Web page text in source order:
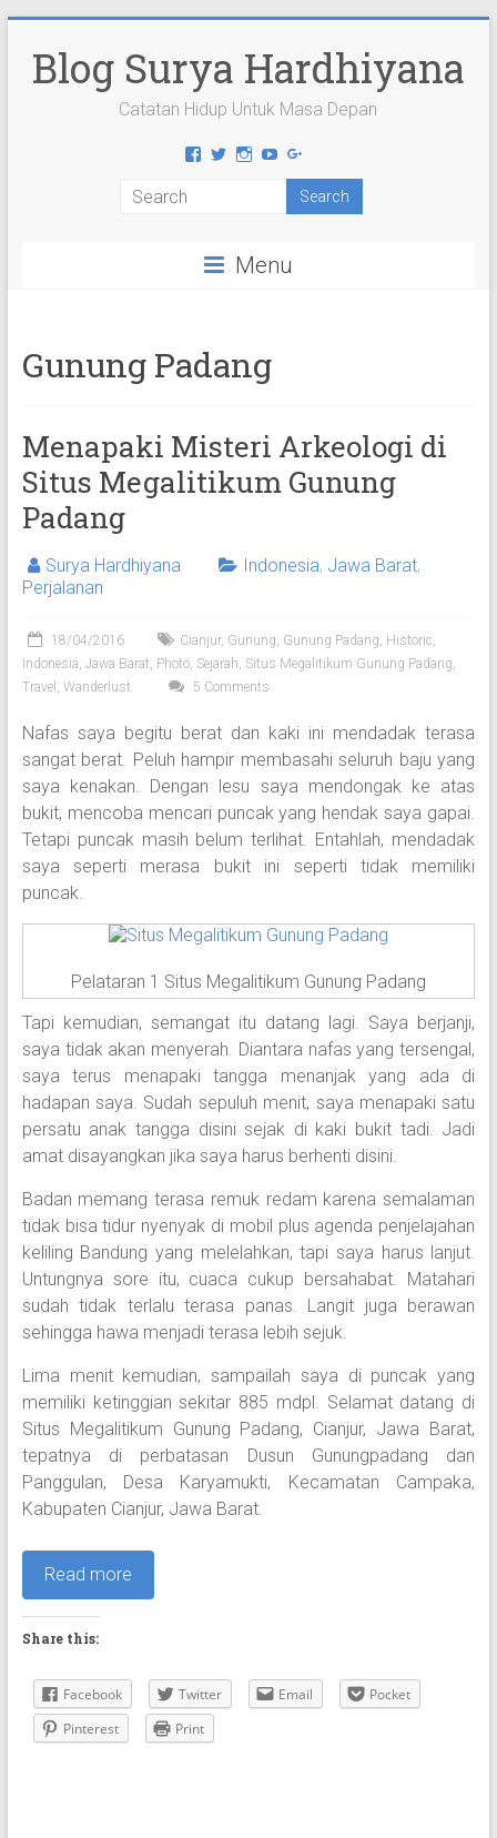
content
Blog Surya Hardhiyana
Catatan Hidup Untuk Masa Depan
ViewViewViewView
profileprofile
on
Menu
Gunung Padang
Menapaki Misteri Arkeologi di
Situs Megalitikum Gunung
Padang
Surya Hardhiyana Indonesia, Jawa Barat,
Perjalanan
18/04/2016 Cianjur, Gunung, Gunung Padang, Historic,
Indonesia, Jawa Barat, Photo, Sejarah, Situs Megalitikum Gunung Padang,
Travel , Wanderlust 5 Comments
Nafas saya begitu berat dan kaki ini mendadak terasa
sangat berat. Peluh hampir membasahi seluruh baju yang
saya kenakan. Dengan lesu saya mendongak ke atas
bukit, mencoba mencari puncak yang hendak saya gapai.
Tetapi puncak masih belum terlihat. Entahlah, mendadak
saya seperti merasa bukit ini seperti tidak memiliki
puncak.
Pelataran 1 Situs Megalitikum Gunung Padang
Tapi kemudian, semangat itu datang lagi. Saya berjanji,
saya tidak akan menyerah. Diantara nafas yang tersengal,
saya terus menapaki tangga menanjak yang ada di
hadapan saya. Sudah sepuluh menit, saya menapaki satu
persatu anak tangga disini sejak di kaki bukit tadi. Jadi
amat disayangkan jika saya harus berhenti disini.
Badan memang terasa remuk redam karena semalaman
tidak bisa tidur nyenyak di mobil plus agenda penjelajahan
keliling Bandung yang melelahkan, tapi saya harus lanjut.
Untungnya sore itu, cuaca cukup bersahabat. Matahari
sudah tidak terlalu terasa panas. Langit juga berawan
sehingga hawa menjadi terasa lebih sejuk.
Lima menit kemudian, sampailah saya di puncak yang
memiliki ketinggian sekitar 885 mdpl. Selamat datang di
Situs Megalitikum Gunung Padang, Cianjur, Jawa Barat,
tepatnya di perbatasan Dusun Gunungpadang dan
Panggulan, Desa Karyamukti, Kecamatan Campaka,
Kabupaten Cianjur, Jawa Barat.
Read more
Share this:
Facebook Twitter Email
Pocket
Pinterest
Print